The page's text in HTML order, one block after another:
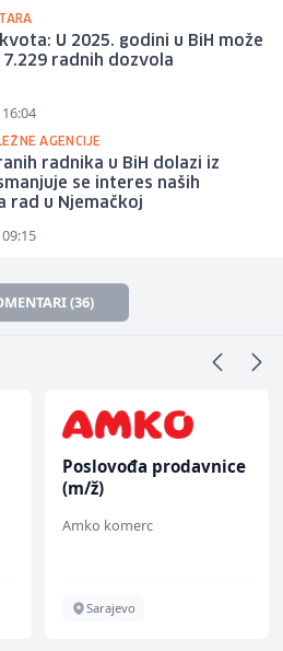
U 2025. godini u BiH može
radnih dozvola
AGENCIJE
radnika u BiH dolazi iz
se interes naših
rad u Njemačkoj
(36)
Poslovođa prodavnice
(m/ž)
Amko komerc
Sarajevo